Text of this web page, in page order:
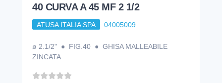
40 CURVA A 45 MF 2 1/2
ATUSA ITALIA SPA 04005009
ø 2.1/2" ● FIG.40 ● GHISA MALLEABILE
ZINCATA